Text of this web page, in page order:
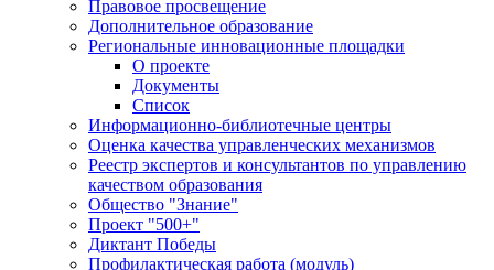
Правовое просвещение
Дополнительное образование
Региональные инновационные площадки
О проекте
Документы
Список
Информационно-библиотечные центры
Оценка качества управленческих механизмов
Реестр экспертов и консультантов по управлению
качеством образования
Общество "Знание"
Проект "500+"
Диктант Победы
Профилактическая работа (модуль)